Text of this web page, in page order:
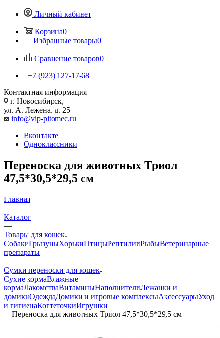
Личный кабинет
Корзина0
Избранные товары0
Сравнение товаров0
+7 (923) 127-17-68
Контактная информация
г. Новосибирск,
ул. А. Лежена, д. 25
info@vip-pitomec.ru
Вконтакте
Одноклассники
Переноска для животных Триол
47,5*30,5*29,5 см
Главная
—
Каталог
—
Товары для кошек
СобакиГрызуныХорькиПтицыРептилииРыбыВетеринарные
препараты
—
Сумки переноски для кошек
Сухие кормаВлажные
кормаЛакомстваВитаминыНаполнителиЛежанки и
домикиОдеждаДомики и игровые комплексыАксессуарыУход
и гигиенаКогтеточкиИгрушки
—Переноска для животных Триол 47,5*30,5*29,5 см